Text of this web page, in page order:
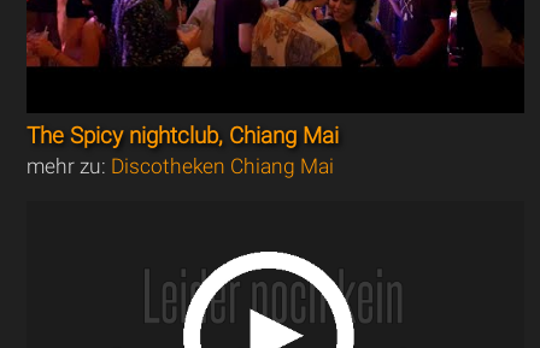
The Spicy nightclub, Chiang Mai
mehr zu: Discotheken Chiang Mai